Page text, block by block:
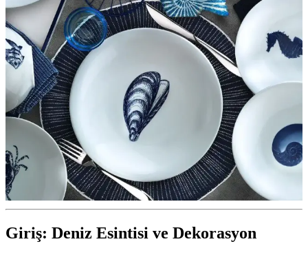
Giriş: Deniz Esintisi ve Dekorasyon